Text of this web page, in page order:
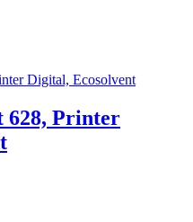
628, Printer